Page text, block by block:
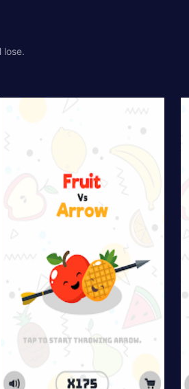
lose.